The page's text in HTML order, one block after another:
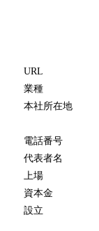
URL
業種
本社所在地
電話番号
代表者名
上場
資本金
設立